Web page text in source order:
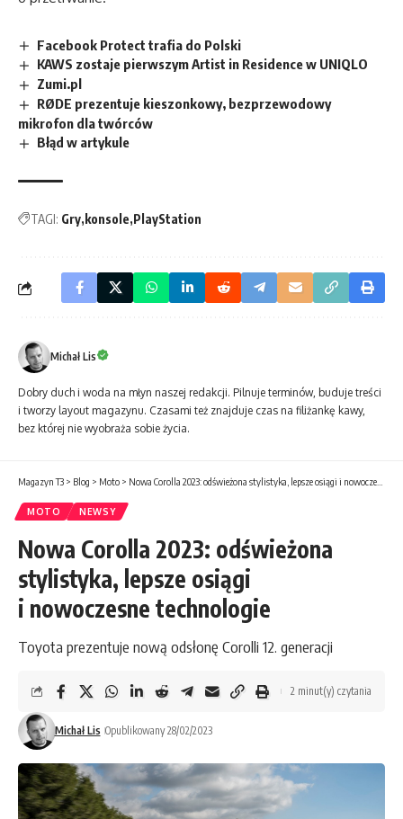
Facebook Protect trafia do Polski
KAWS zostaje pierwszym Artist in Residence w UNIQLO
Zumi.pl
RØDE prezentuje kieszonkowy, bezprzewodowy
mikrofon dla twórców
Błąd w artykule
TAGI: Gry konsole PlayStation
Michał Lis
Dobry duch i woda na młyn naszej redakcji. Pilnuje terminów, buduje treści
i tworzy layout magazynu. Czasami też znajduje czas na filiżankę kawy,
bez której nie wyobraża sobie życia.
Magazyn T3 > Blog > Moto > Nowa Corolla 2023: odświeżona stylistyka, lepsze osiągi i nowoczesne technologie
MOTO NEWSY
Nowa Corolla 2023: odświeżona
stylistyka, lepsze osiągi
i nowoczesne technologie
Toyota prezentuje nową odsłonę Corolli 12. generacji
Michał Lis Opublikowany 28/02/2023
2 minut(y) czytania